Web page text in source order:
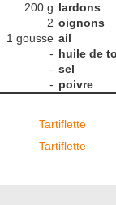
200 g
2
1 gousse
-
-
-
lardons
oignons
ail
huile de
sel
poivre